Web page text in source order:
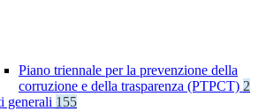
Piano triennale per la prevenzione della
corruzione e della trasparenza (PTPCT) 2
generali 155